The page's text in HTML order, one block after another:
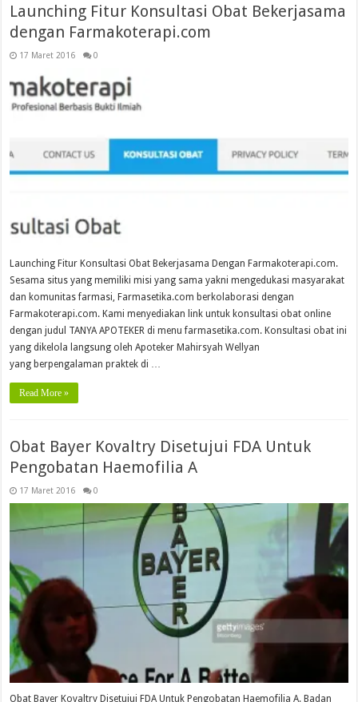
Launching Fitur Konsultasi Obat Bekerjasama
dengan Farmakoterapi.com
17 Maret 2016 0
Launching Fitur Konsultasi Obat Bekerjasama Dengan Farmakoterapi.com.
Sesama situs yang memiliki misi yang sama yakni mengedukasi masyarakat
dan komunitas farmasi, Farmasetika.com berkolaborasi dengan
Farmakoterapi.com. Kami menyediakan link untuk konsultasi obat online
dengan judul TANYA APOTEKER di menu farmasetika.com. Konsultasi obat ini
yang dikelola langsung oleh Apoteker Mahirsyah Wellyan
yang berpengalaman praktek di …
Read More »
Obat Bayer Kovaltry Disetujui FDA Untuk
Pengobatan Haemofilia A
17 Maret 2016 0
Obat Bayer Kovaltry Disetujui FDA Untuk Pengobatan Haemofilia A. Badan